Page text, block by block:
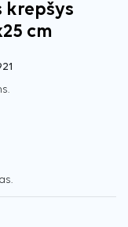
krepšys
cm